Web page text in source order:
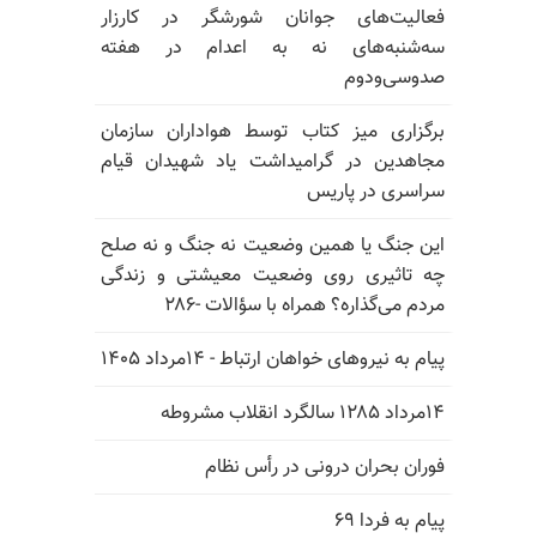
فعالیت‌های جوانان شورشگر در کارزار
سه‌شنبه‌های نه به اعدام در هفته
صدوسی‌و‌دوم
برگزاری میز کتاب توسط هواداران سازمان
مجاهدین در گرامیداشت یاد شهیدان قیام
سراسری در پاریس
این جنگ یا همین وضعیت نه جنگ و نه صلح
چه تاثیری روی وضعیت معیشتی و زندگی
مردم می‌گذاره؟ همراه با سؤالات -۲۸۶
پیام به نیروهای خواهان ارتباط - ۱۴مرداد ۱۴۰۵
۱۴مرداد ۱۲۸۵ سالگرد انقلاب مشروطه
فوران بحران درونی در رأس نظام
پیام به فردا ۶۹